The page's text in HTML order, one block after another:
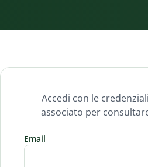
Accedi con le
associato per
Email